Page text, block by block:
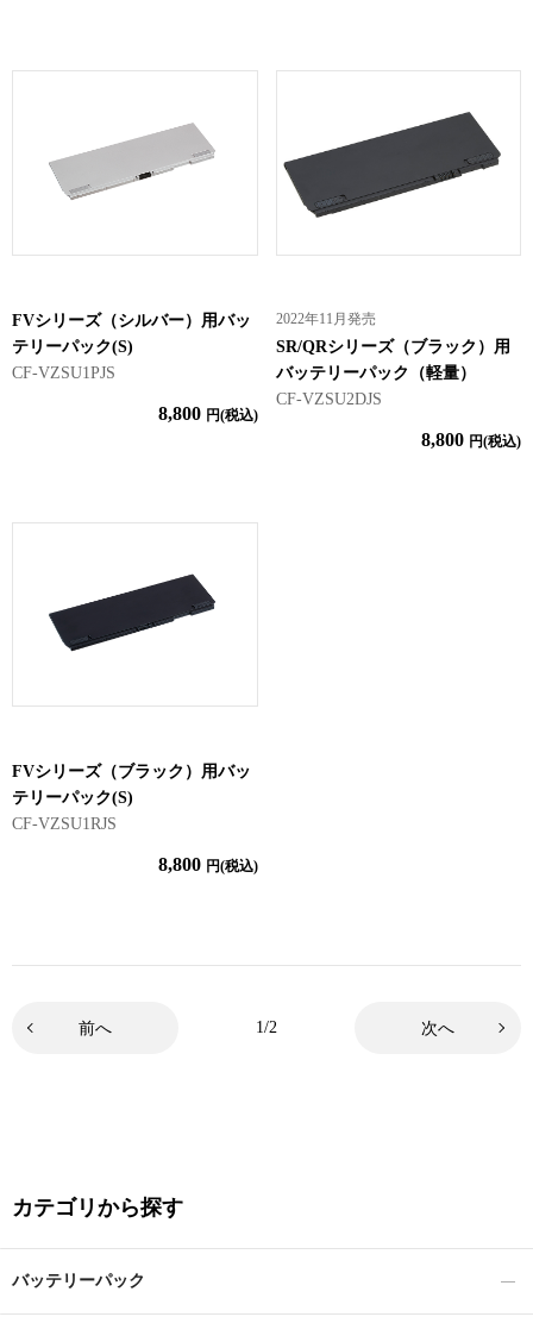
カテゴリから探す
バッテリーパック
FVシリーズ（シルバー）用バッ
テリーパック(S)
CF-VZSU1PJS
8,800 円(税込)
2022年11月発売
SR/QRシリーズ（ブラック）用
バッテリーパック（軽量）
CF-VZSU2DJS
8,800 円(税込)
FVシリーズ（ブラック）用バッ
テリーパック(S)
CF-VZSU1RJS
8,800 円(税込)
前へ 1/2 次へ